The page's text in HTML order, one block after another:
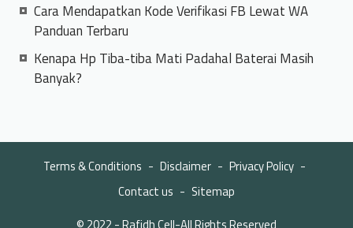
Cara Mendapatkan Kode Verifikasi FB Lewat WA
Panduan Terbaru
Kenapa Hp Tiba-tiba Mati Padahal Baterai Masih
Banyak?
Terms & Conditions Disclaimer
Privacy Policy
Contact us
Sitemap